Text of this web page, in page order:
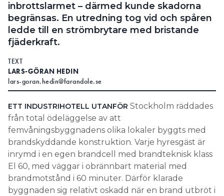
inbrottslarmet – därmed kunde skadorna
begränsas. En utredning tog vid och spåren
ledde till en strömbrytare med bristande
fjäderkraft.
TEXT
LARS-GÖRAN HEDIN
lars-goran.hedin@farandole.se
ETT INDUSTRIHOTELL UTANFÖR Stockholm räddades
från total ödeläggelse av att
femvåningsbyggnadens olika lokaler byggts med
brandskyddande konstruktion. Varje hyresgäst är
inrymd i en egen brandcell med brandteknisk klass
El 60, med väggar i obrännbart material med
brandmotstånd i 60 minuter. Därför klarade
byggnaden sig relativt oskadd när en brand utbröt i